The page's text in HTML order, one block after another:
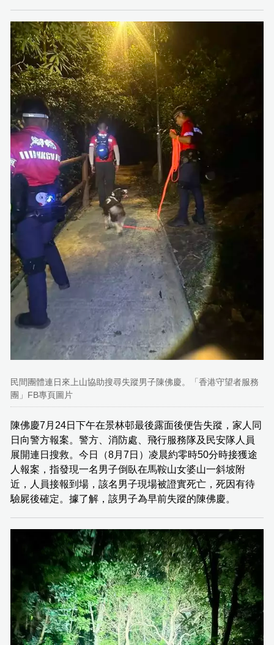
民間團體連日來上山協助搜尋失蹤男子陳佛慶。「香港守望者服務
團」FB專頁圖片
陳佛慶7月24日下午在景林邨最後露面後便告失蹤，家人同
日向警方報案。警方、消防處、飛行服務隊及民安隊人員
展開連日搜救。今日（8月7日）凌晨約零時50分時接獲途
人報案，指發現一名男子倒臥在馬鞍山女婆山一斜坡附
近，人員接報到場，該名男子現場被證實死亡，死因有待
驗屍後確定。據了解，該男子為早前失蹤的陳佛慶。